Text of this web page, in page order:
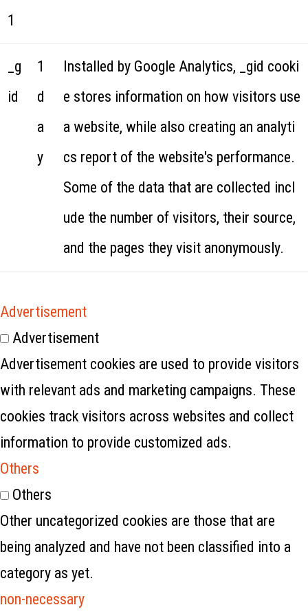
1
_g
id
1
d
a
y
Installed by Google Analytics, _gid cooki
e stores information on how visitors use
a website, while also creating an analyti
cs report of the website's performance.
Some of the data that are collected incl
ude the number of visitors, their source,
and the pages they visit anonymously.
Advertisement
Advertisement
Advertisement cookies are used to provide visitors
with relevant ads and marketing campaigns. These
cookies track visitors across websites and collect
information to provide customized ads.
Others
Others
Other uncategorized cookies are those that are
being analyzed and have not been classified into a
category as yet.
non-necessary